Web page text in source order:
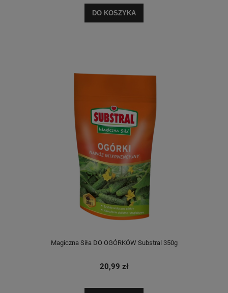
DO KOSZYKA
Magiczna Siła DO OGÓRKÓW Substral 350g
20,99 zł